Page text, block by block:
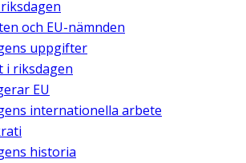
och EU-nämnden
uppgifter
i riksdagen
EU
internationella arbete
historia